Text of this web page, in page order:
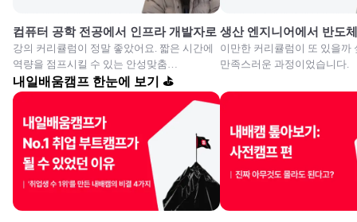
컴퓨터 공학 전공에서 인프라 개발자로
강의 커리큘럼이 정말 좋았어요. 짧은 시간에
역량을 점프시킬 수 있는 안성맞춤
교육이였습니다.
생산 엔지니어에서 반도
이만한 커리큘럼이 또 있을까
만족스러운 과정이었습니다.
내일배움캠프 한눈에 보기 ⛳